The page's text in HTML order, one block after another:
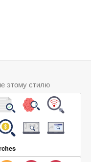
этому стилю